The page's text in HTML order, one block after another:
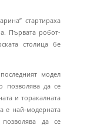
стартираха
Първата робот-
столица бе
модел
позволява да се
и торакалната
е най-модерната
да се